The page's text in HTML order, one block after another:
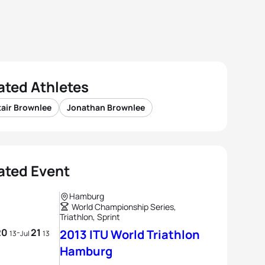
Athletes
Brownlee Jonathan Brownlee
Event
13-Jul21 13
Hamburg
World Championship Series,
Triathlon, Sprint
2013 ITU World Triathlon
Hamburg